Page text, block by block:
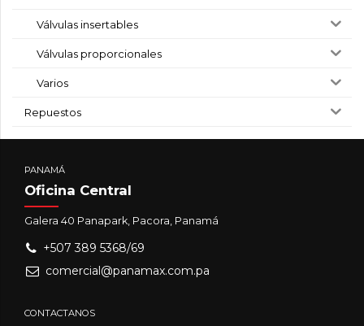
Válvulas insertables
Válvulas proporcionales
Varios
Repuestos
PANAMÁ
Oficina Central
Galera 40 Panapark, Pacora, Panamá
+507 389 5368/69
comercial@panamax.com.pa
CONTACTANOS